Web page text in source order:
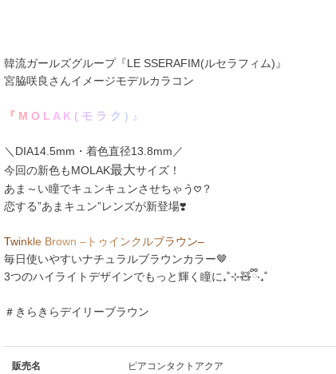
韓流ガールズグループ『LE SSERAFIM(ルセラフィム)』
宮脇咲良 さんイメージモデルカラコン
『 M O L A K ( モ ラ ク ) 』
＼DIA14.5mm・着色直径13.8mm／
今回の新色もMOLAK最大サイズ！
あま～い瞳でキュンキュンさせちゃう𖹭？
恋する”あまキュン”レンズが新登場❣️
Twinkle Brown –ト ゥイ ンク ルブラウ ン–
毎日使いやすいナチュラルブラウンカラー🤎
3つのハイライトデザインでもっと輝く瞳に₊˚⊹🧸ྀི‎‧₊˚
＃きらきらデイリーブラウン
販売名 ピアコンタクトアクア